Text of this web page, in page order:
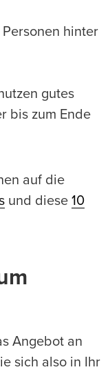
hinter
gutes
bis zum Ende
auf die
und diese 10
Angebot an
sich also in Ihr